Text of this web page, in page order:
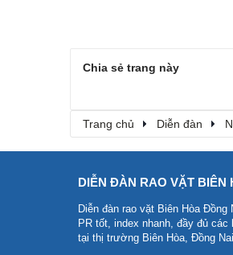
Chia sẻ trang này
Trang chủ Diễn đàn
DIỄN ĐÀN RAO VẶT BIÊN
Diễn đàn rao vặt Biên Hòa Đồng
PR tốt, index nhanh, đầy đủ
tại thị trường Biên Hòa, Đồng